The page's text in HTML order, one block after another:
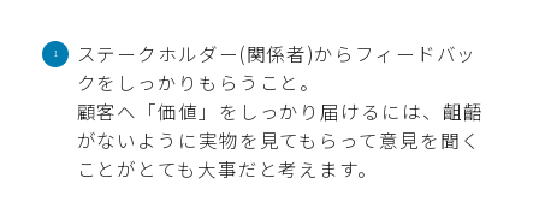
ステークホルダー(関係者)からフィードバッ
クをしっかりもらうこと。
顧客へ「価値」をしっかり届けるには、齟齬
がないように実物を見てもらって意見を聞く
ことがとても大事だと考えます。